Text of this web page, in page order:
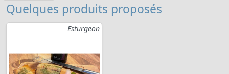
Quelques produits proposés
Esturgeon